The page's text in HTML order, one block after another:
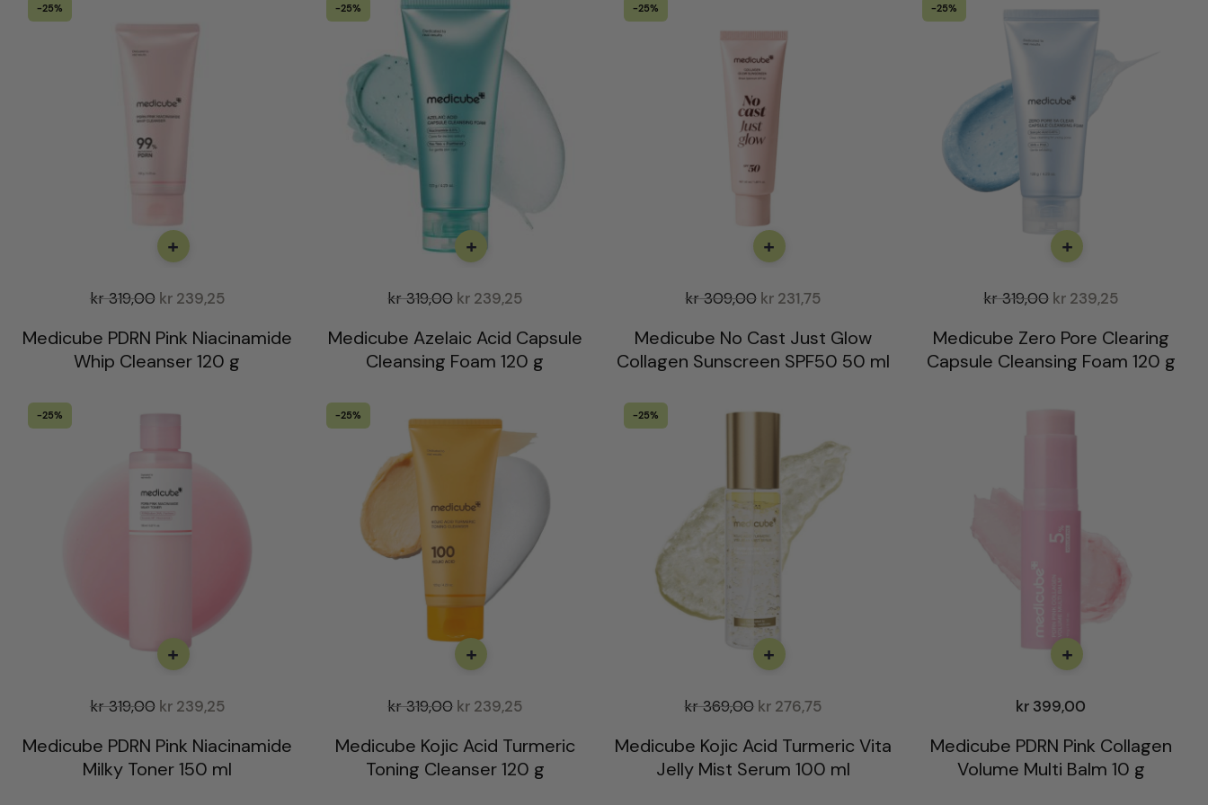
-25%
+
Medicube PDRN Pink Niacinamide
Whip Cleanser 120 g
kr319,00 kr239,25
-25%
+
Medicube Azelaic Acid Capsule
Cleansing Foam 120 g
kr319,00 kr 239,25
-25%
+
Medicube No Cast Just Glow
Collagen Sunscreen SPF50 50 ml
kr309,00 kr 231,75
-25%
+
Medicube Zero Pore Clearing
Capsule Cleansing Foam 120 g
kr319,00 kr 239,25
-25%
+
Medicube PDRN Pink Niacinamide
Milky Toner 150 ml
kr319,00 kr239,25
-25%
+
Medicube Kojic Acid Turmeric
Toning Cleanser 120 g
kr319,00 kr 239,25
-25%
+
Medicube Kojic Acid Turmeric Vita
Jelly Mist Serum 100 ml
kr369,00 kr 276,75
+
Medicube PDRN Pink Collagen
Volume Multi Balm 10 g
kr 399,00